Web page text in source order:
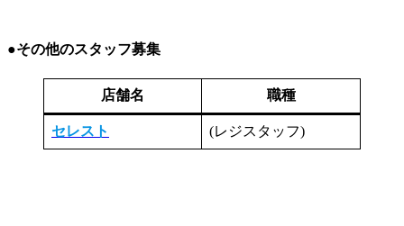
●その他のスタッフ募集
店舗名 職種
セレスト (レジスタッフ)